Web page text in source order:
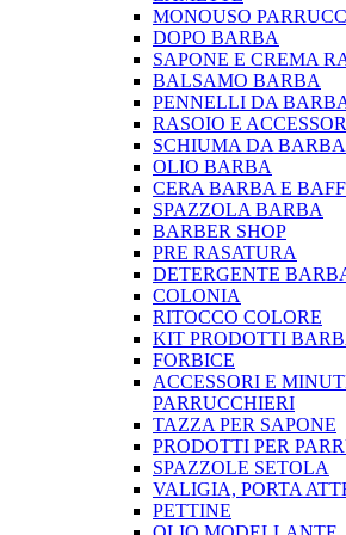
MONOUSO
DOPO BARBA
SAPONE E CREMA
BALSAMO BARBA
PENNELLI DA
RASOIO E
SCHIUMA DA BARBA
OLIO BARBA
CERA BARBA E
SPAZZOLA BARBA
BARBER SHOP
PRE RASATURA
DETERGENTE
COLONIA
RITOCCO COLORE
KIT PRODOTTI
FORBICE
ACCESSORI E
PARRUCCHIERI
TAZZA PER SAPONE
PRODOTTI PER
SPAZZOLE SETOLA
VALIGIA, PORTA
PETTINE